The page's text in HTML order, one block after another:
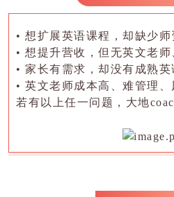
• 想扩展英语课程，却缺少师
• 想提升营收，但无英文老师
• 家长有需求，却没有成熟英
• 英文老师成本高、难管理、
若有以上任一问题，大地